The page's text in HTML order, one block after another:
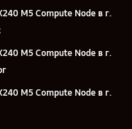
M5 Compute Node в г.
M5 Compute Node в г.
M5 Compute Node в г.